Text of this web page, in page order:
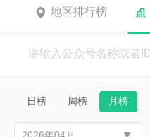
地区排行榜
日榜 周榜 月榜